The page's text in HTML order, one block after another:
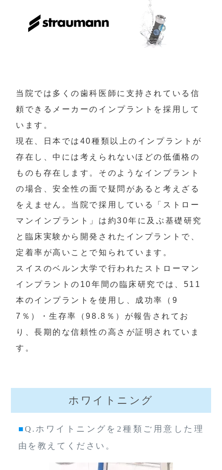
当院では多くの歯科医師に支持されている信
頼できるメーカーのインプラントを採用して
います。
現在、日本では40種類以上のインプラントが
存在し、中には考えられないほどの低価格の
ものも存在します。そのようなインプラント
の場合、安全性の面で疑問があると考えざる
をえません。当院で採用している「ストロー
マンインプラント」は約30年に及ぶ基礎研究
と臨床実験から開発されたインプラントで、
定着率が高いことで知られています。
スイスのベルン大学で行われたストローマン
インプラントの10年間の臨床研究では、511
本のインプラントを使用し、成功率（9
7％）・生存率（98.8％）が報告されてお
り、長期的な信頼性の高さが証明されていま
す。
ホワイトニング
■Q.ホワイトニングを2種類ご用意した理
由を教えてください。